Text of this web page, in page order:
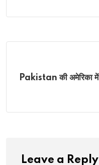
Pakistan की अमेरिका में
Leave a Reply